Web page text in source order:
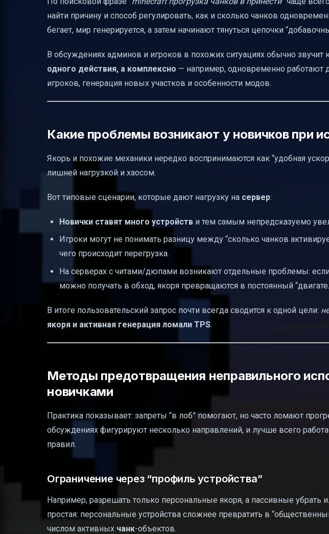
Почему полный запрет якорей — не всегда лучший вариант
Основная польза якоря для новичка — и может ли он обойтись
найти причину и способ регулировать, как и сколько чанков
бегает, мир генерируется, а затем начинают тянуться цепочки
В обсуждениях админов и игроков в похожих ситуациях обычно звучит
одного действия, а комплексно — например, одновременно работают
игроков, генерация новых участков и особенности модов.
Какие проблемы возникают у новичков при
Якорь и похожие механики нередко воспринимаются как “удобная
лишней нагрузкой и хаосом.
Вот типовые сценарии, которые дают нагрузку на сервер:
Новички ставят много устройств и тем самым непредсказуемо
Игроки могут не понимать разницу между “сколько чанков
чего происходит перегрузка.
На серверах с читами/дюпами возникают отдельные проблемы:
можно получать в обход, якоря превращаются в постоянный
В итоге пользовательский запрос почти всегда сводится к одной цели:
якоря и активная генерация ломали TPS.
Методы предотвращения неправильного
новичками
Практика показывает: запреты “в лоб” помогают, но часто ломают
обсуждениях фигурируют несколько направлений, и лучше всего
правил.
Ограничение через “профиль устройства”
Например, разрешать только персональные якоря, а пассивные
простая: персональные устройства сложнее превратить в
числом активных чанк-объектов.